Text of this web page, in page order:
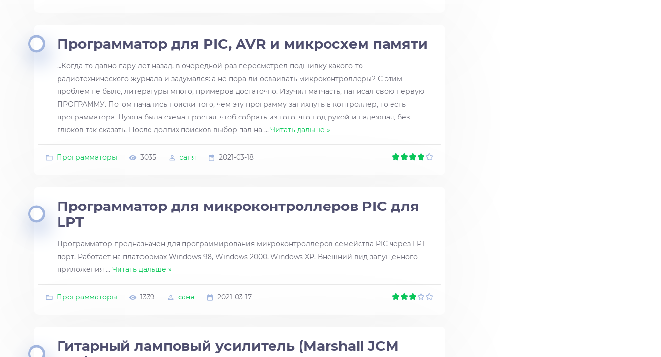
Программатор для PIC, AVR и микросхем памяти
...Когда-то давно пару лет назад, в очередной раз пересмотрел подшивку какого-то
радиотехнического журнала и задумался: а не пора ли осваивать микроконтроллеры? С этим
проблем не было, литературы много, примеров достаточно. Изучил матчасть, написал свою первую
ПРОГРАММУ. Потом начались поиски того, чем эту программу запихнуть в контроллер, то есть
программатора. Нужна была схема простая, чтоб собрать из того, что под рукой и надежная, без
глюков так сказать. После долгих поисков выбор пал на ... Читать дальше »
Программаторы 3035 саня 2021-03-18
Программатор для микроконтроллеров PIC для
LPT
Программатор предназначен для программирования микроконтроллеров семейства PIC через LPT
порт. Работает на платформах Windows 98, Windows 2000, Windows XP. Внешний вид запущенного
приложения ... Читать дальше »
Программаторы 1339 саня 2021-03-17
Гитарный ламповый усилитель (Marshall JCM